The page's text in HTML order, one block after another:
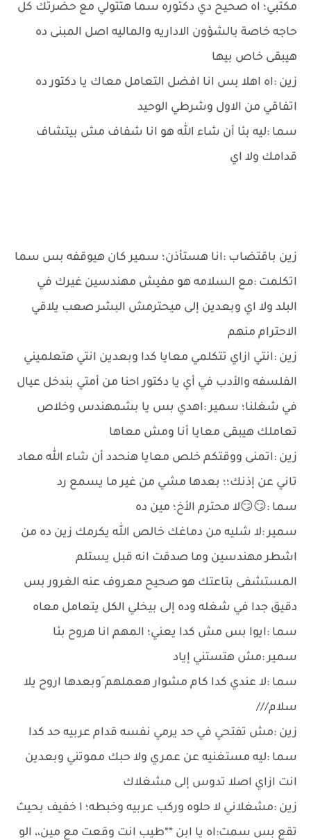
مكتبي؛ اه صحيح دي دكتوره سما هتتولي مع حضرتك كل
حاجه خاصة بالشؤون الاداريه والماليه اصل المبنى ده
هيبقى خاص بيها
زين :اه اهلا بس انا افضل التعامل معاك يا دكتور ده
اتفاقي من الاول وشرطي الوحيد
سما :ليه بئا أن شاء الله هو انا شفاف مش بيتشاف
قدامك ولا اي
زين باقتضاب :انا هستأذن؛ سمير كان هيوقفه بس سما
اتكلمت :مع السلامه هو مفيش مهندسين غيرك في
البلد ولا اي وبعدين إلى ميحترمش البشر صعب يلاقي
الاحترام منهم
زين :انتي ازاي تتكلمي معايا كدا وبعدين انتي هتعلميني
الفلسفه والأدب في أي يا دكتور احنا من أمتي بندخل عيال
في شغلنا؛ سمير :اهدي بس يا بشمهندس وخلاص
تعاملك هيبقى معايا أنا ومش معاها
زين :اتمنى ووقتكم خلص معايا هنحدد أن شاء الله معاد
تاني عن إذنك؛؛ بعدها مشي من غير ما يسمع رد
سما :😏😏لا محترم الأخ؛ مين ده
سمير :لا شليه من دماغك خالص الله يكرمك زين ده من
اشطر مهندسين وما صدقت انه قبل يستلم
المستشفى بتاعتك هو صحيح معروف عنه الغرور بس
دقيق جدا في شغله وده إلى بيخلي الكل يتعامل معاه
سما :ايوا بس مش كدا يعني؛ المهم انا هروح بئا
سمير :مش هتستني إياد
سما :لا عندي كدا كام مشوار هعملهم َوبعدها اروح يلا
سلام///
زين :مش تفتحي في حد يرمي نفسه قدام عربيه حد كدا
سما :ليه مستغنيه عن عمري ولا حبك مموتني وبعدين
انت ازاي اصلا تدوس إلى مشغلاك
زين :مشغلاني لا حلوه وركب عربيه وخبطه؛ ا خفيف بحيث
تقع بس سمت:اه يا ابن **طيب انت وقعت مع مين،، الو